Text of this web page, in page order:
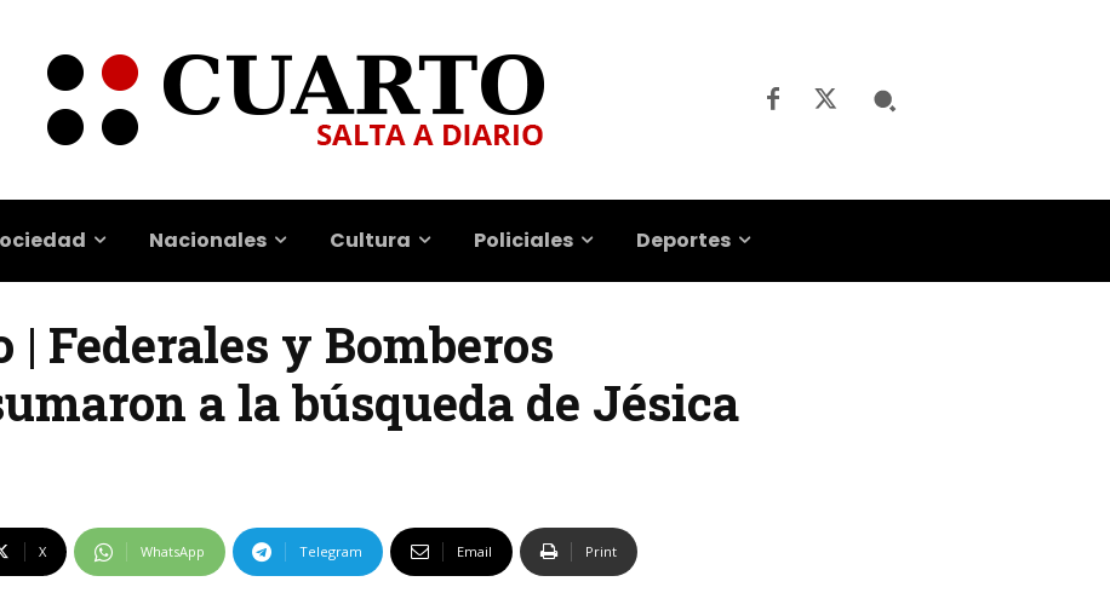
Nacionales Cultura Policiales Deportes
Federales y Bomberos
a la búsqueda de Jésica
X WhatsApp Telegram Email Print